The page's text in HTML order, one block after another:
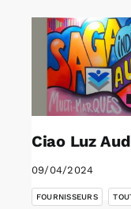
Ciao Luz
09/04/2024
FOURNISSEURS